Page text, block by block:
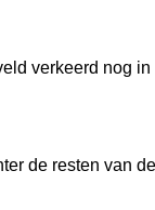
verkeerd nog
de resten van